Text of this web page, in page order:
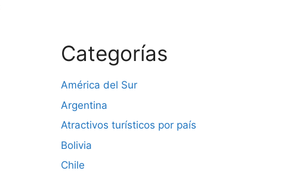
Categorías
América del Sur
Argentina
Atractivos turísticos por país
Bolivia
Chile